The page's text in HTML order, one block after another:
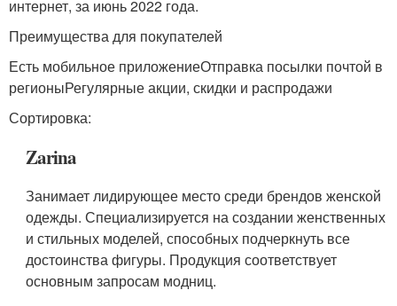
интернет, за июнь 2022 года.
Преимущества для покупателей
Есть мобильное приложениеОтправка посылки почтой в
регионыРегулярные акции, скидки и распродажи
Сортировка:
Zarina
Занимает лидирующее место среди брендов женской
одежды. Специализируется на создании женственных
и стильных моделей, способных подчеркнуть все
достоинства фигуры. Продукция соответствует
основным запросам модниц.